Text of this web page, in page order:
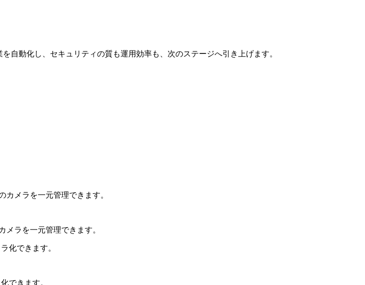
自動化し、セキュリティの質も運用効率も、次のステージへ引き上げます。
ラを一元管理できます。
できます。